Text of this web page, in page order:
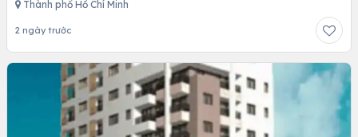
Thành phố Hồ Chí Minh
2 ngày trước